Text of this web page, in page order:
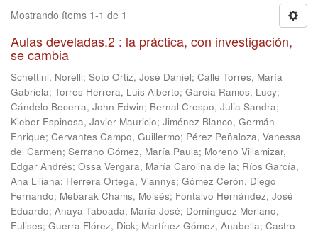
Mostrando ítems 1-1 de 1
Aulas develadas.2 : la práctica, con investigación,
se cambia
Schettini, Norelli; Soto Ortiz, José Daniel; Calle Torres, María
Gabriela; Torres Herrera, Luis Alberto; García Ramos, Lucy;
Cándelo Becerra, John Edwin; Bernal Crespo, Julia Sandra;
Kleber Espinosa, Javier Mauricio; Jiménez Blanco, Germán
Enrique; Cervantes Campo, Guillermo; Pérez Peñaloza, Vanessa
del Carmen; Serrano Gómez, María Paula; Moreno Villamizar,
Edgar Andrés; Ossa Vergara, María Carolina de la; Ríos García,
Ana Liliana; Herrera Ortega, Viannys; Gómez Cerón, Diego
Fernando; Mebarak Chams, Moisés; Fontalvo Hernández, José
Eduardo; Anaya Taboada, María José; Domínguez Merlano,
Eulises; Guerra Flórez, Dick; Martínez Gómez, Anabella; Castro